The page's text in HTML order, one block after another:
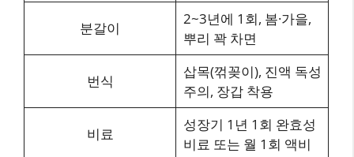
분갈이
2~3년에 1회, 봄·가을,
뿌리 꽉 차면
번식
삽목(꺾꽂이), 진액 독성
주의, 장갑 착용
비료
성장기 1년 1회 완효성
비료 또는 월 1회 액비